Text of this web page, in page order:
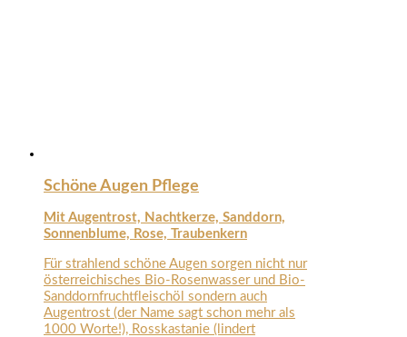
Schöne Augen Pflege
Mit Augentrost, Nachtkerze, Sanddorn,
Sonnenblume, Rose, Traubenkern
Für strahlend schöne Augen sorgen nicht nur
österreichisches Bio-Rosenwasser und Bio-
Sanddornfruchtfleischöl sondern auch
Augentrost (der Name sagt schon mehr als
1000 Worte!), Rosskastanie (lindert